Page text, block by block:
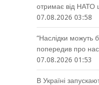
отримає від НАТО
07.08.2026 03:58
“Наслідки можуть
попередив про
07.08.2026 01:53
В Україні